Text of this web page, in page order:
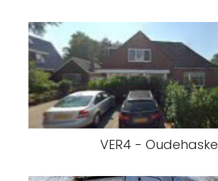
VER4 - Oudehaske